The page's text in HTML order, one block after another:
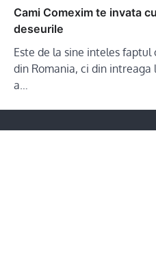
Cami Comexim te invata
deseurile
Este de la sine inteles
din Romania, ci din intreaga
a…